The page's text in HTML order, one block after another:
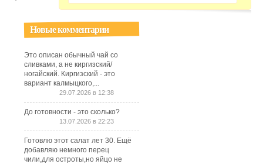
Новые комментарии
Это описан обычный чай со
сливками, а не киргизский/
ногайский. Киргизский - это
вариант калмыцкого,...
29.07.2026 в 12:38
До готовности - это сколько?
13.07.2026 в 22:23
Готовлю этот салат лет 30. Ещё
добавляю немного перец
чили,для остроты,но яйцо не